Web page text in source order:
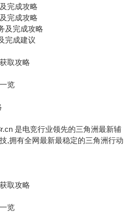
完成攻略
完成攻略
及完成攻略
完成建议
取攻略
览
是电竞行业领先的三角洲最新辅
,拥有全网最新最稳定的三角洲行动
取攻略
览